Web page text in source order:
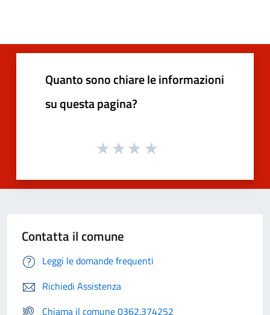
Quanto sono chiare le informazioni
su questa pagina?
Contatta il comune
Leggi le domande frequenti
Richiedi Assistenza
Chiama il comune 0362.374252